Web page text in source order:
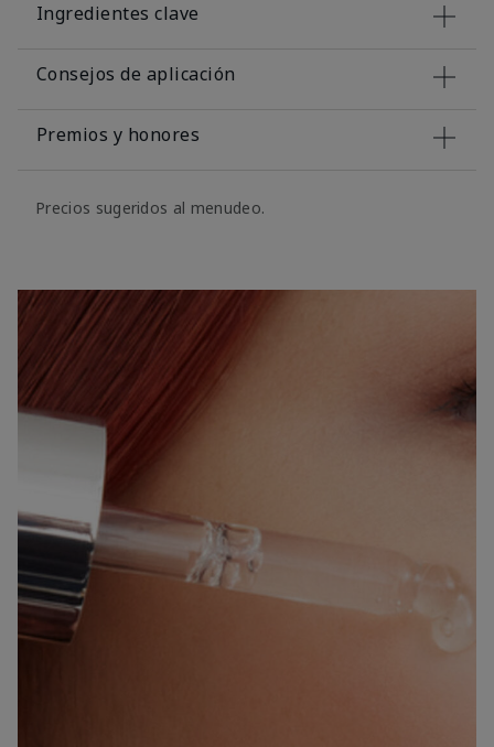
Ingredientes clave
Consejos de aplicación
Premios y honores
Precios sugeridos al menudeo.